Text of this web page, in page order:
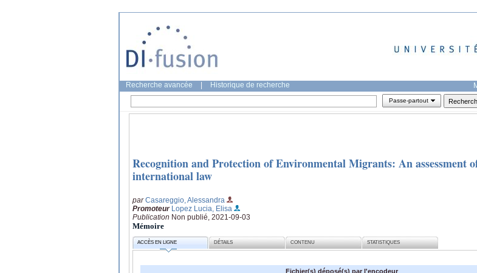
Recherche avancée Historique de recherche
Passe-partout
Recognition and Protection of Environmental Migrants: An assessment
international law
parCasareggio, Alessandra
Promoteur Lopez Lucia, Elisa
Publication Non publié, 2021-09-03
Mémoire
ACCÈS EN LIGNE DÉTAILS CONTENU STATISTIQUES
Fichier(s) déposé(s) par l'encodeur